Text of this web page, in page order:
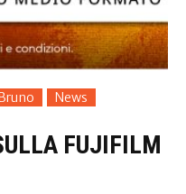
News
FUJIFILM